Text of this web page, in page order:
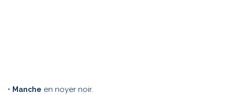
• Manche en noyer noir.